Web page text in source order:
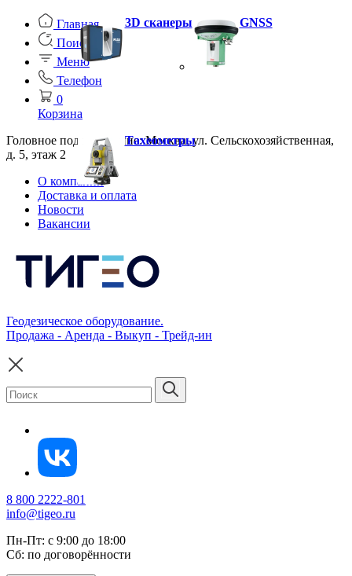
Главная
Поиск
Меню
Телефон
0
Корзина
Головное подразделение: Москва, ул. Сельскохозяйственная,
д. 5, этаж 2
О компании
Доставка и оплата
Новости
Вакансии
Геодезическое оборудование.
Продажа - Аренда - Выкуп - Трейд-ин
8 800 2222-801
info@tigeo.ru
Пн-Пт: с 9:00 до 18:00
Сб: по договорённости
3D сканеры GNSS
Тахеометры